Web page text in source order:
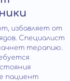
избавляет от
Специалист
терапию.
пациент